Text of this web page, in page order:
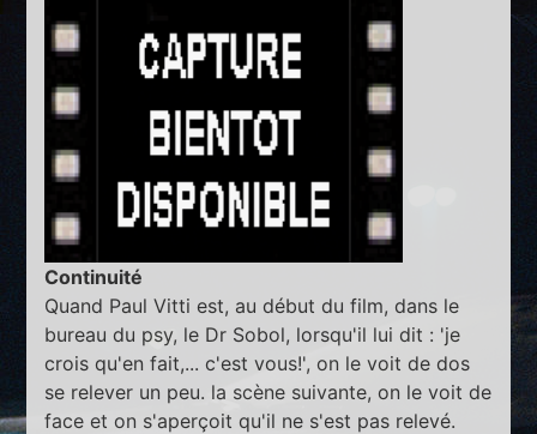
Continuité
Quand Paul Vitti est, au début du film, dans le
bureau du psy, le Dr Sobol, lorsqu'il lui dit : 'je
crois qu'en fait,... c'est vous!', on le voit de dos
se relever un peu. la scène suivante, on le voit de
face et on s'aperçoit qu'il ne s'est pas relevé.